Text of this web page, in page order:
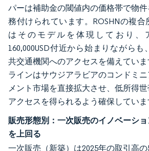
パーは補助金の閾値内の価格帯で物
務付けられています。ROSHNの複合
はそのモデルを体現しており、
160,000USD付近から始まりながら
共交通機関へのアクセスを備えてい
ラインはサウジアラビアのコンドミ
メント市場を直接拡大させ、低所得
アクセスを得られるよう確保していま
販売形態別：一次販売のイノベーシ
を上回る
一次販売（新築）は2025年の取引高の